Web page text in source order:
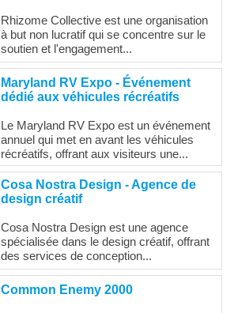
Rhizome Collective est une organisation
à but non lucratif qui se concentre sur le
soutien et l'engagement...
Maryland RV Expo - Événement
dédié aux véhicules récréatifs
Le Maryland RV Expo est un événement
annuel qui met en avant les véhicules
récréatifs, offrant aux visiteurs une...
Cosa Nostra Design - Agence de
design créatif
Cosa Nostra Design est une agence
spécialisée dans le design créatif, offrant
des services de conception...
Common Enemy 2000